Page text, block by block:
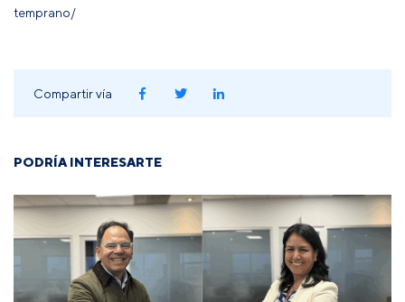
temprano/
Compartir vía
PODRÍA INTERESARTE